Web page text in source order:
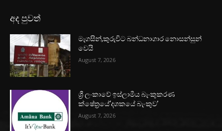
අද පුවත්
මැගසින්,කුරුවිට බන්ධනාගාර නොසන්සුන්
වෙයි
August 7, 2026
ශ්‍රී ලංකාවේ ඉස්ලාමීය බැංකුකරණ
ක්ෂේත්‍රයේ‘දශකයේ බැංකුව’
August 7, 2026